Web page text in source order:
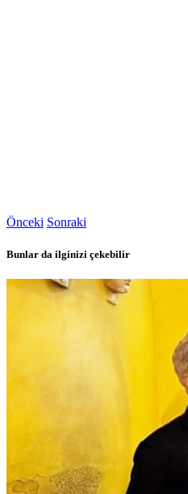
Önceki Sonraki
Bunlar da ilginizi çekebilir